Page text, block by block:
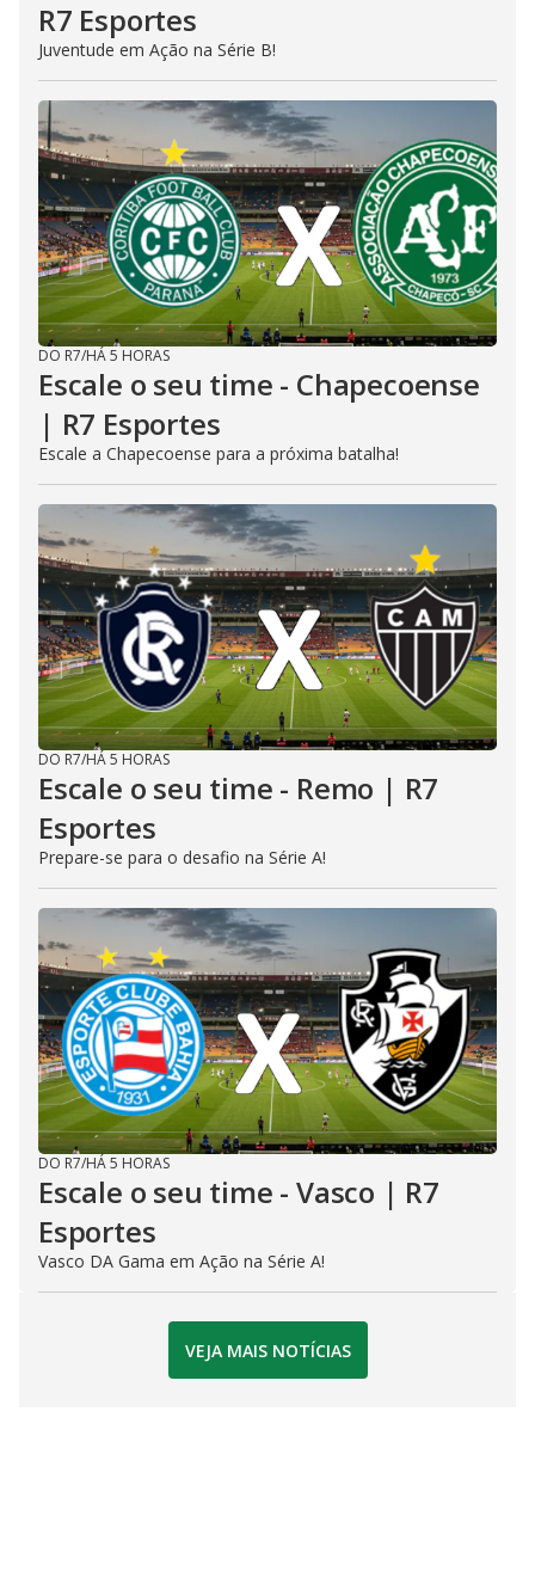
R7 Esportes
Juventude em Ação na Série B!
DO R7/HÁ 5 HORAS
Escale o seu time - Chapecoense
| R7 Esportes
Escale a Chapecoense para a próxima batalha!
DO R7/HÁ 5 HORAS
Escale o seu time - Remo | R7
Esportes
Prepare-se para o desafio na Série A!
DO R7/HÁ 5 HORAS
Escale o seu time - Vasco | R7
Esportes
Vasco DA Gama em Ação na Série A!
VEJA MAIS NOTÍCIAS